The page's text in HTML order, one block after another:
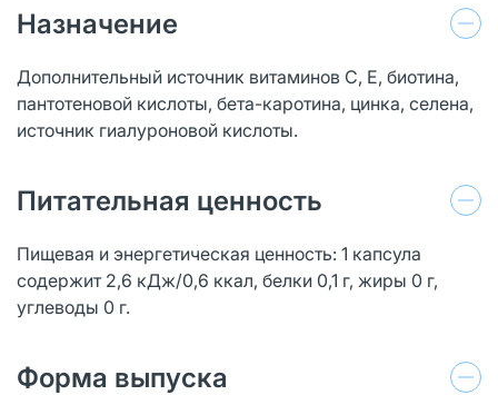
Назначение
Дополнительный источник витаминов С, Е, биотина,
пантотеновой кислоты, бета-каротина, цинка, селена,
источник гиалуроновой кислоты.
Питательная ценность
Пищевая и энергетическая ценность: 1 капсула
содержит 2,6 кДж/0,6 ккал, белки 0,1 г, жиры 0 г,
углеводы 0 г.
Форма выпуска